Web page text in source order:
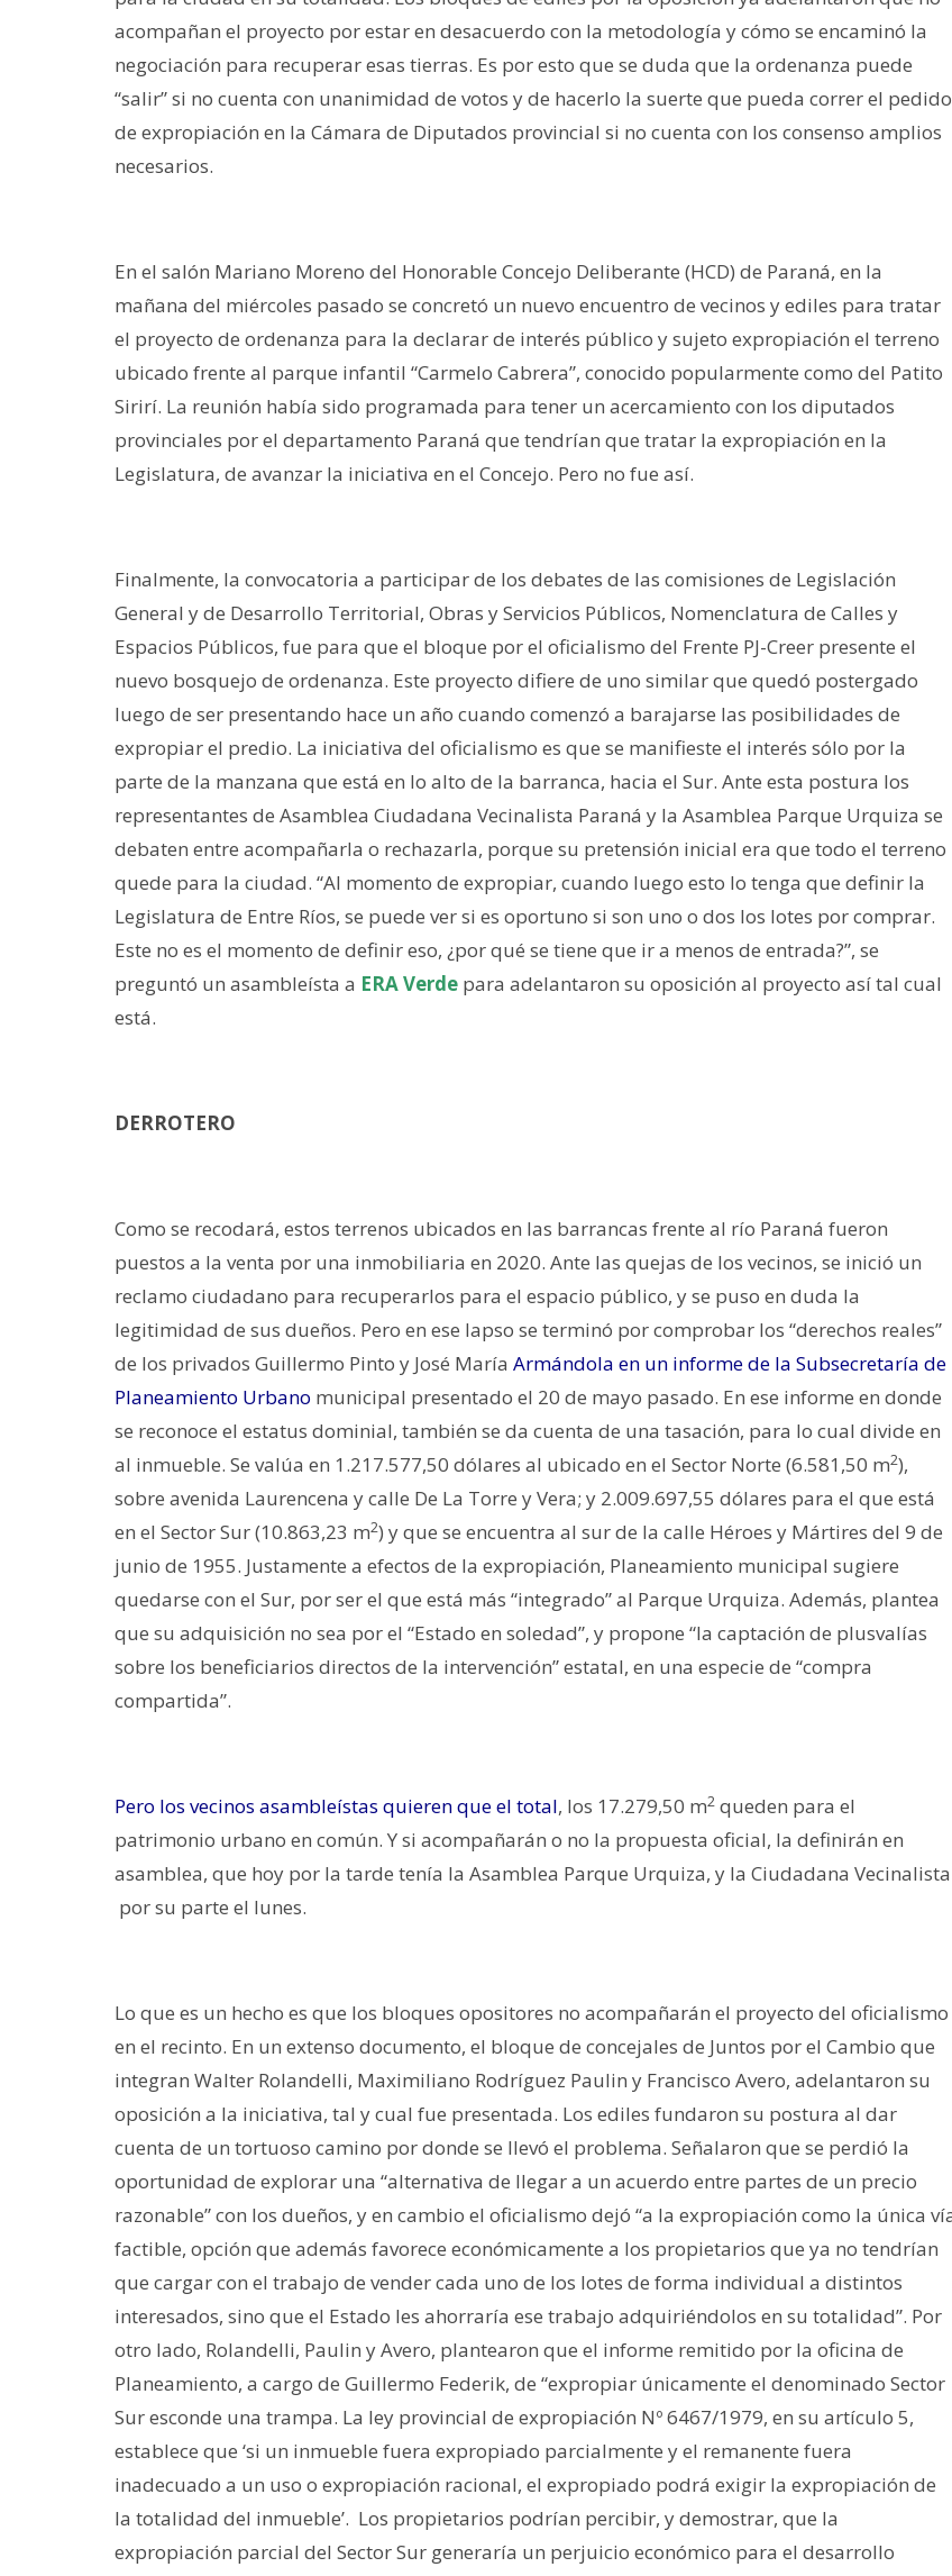
acompañan el proyecto por estar en desacuerdo con la metodología y cómo se encaminó la
negociación para recuperar esas tierras. Es por esto que se duda que la ordenanza puede
“salir” si no cuenta con unanimidad de votos y de hacerlo la suerte que pueda correr el pedido
de expropiación en la Cámara de Diputados provincial si no cuenta con los consenso amplios
necesarios.
En el salón Mariano Moreno del Honorable Concejo Deliberante (HCD) de Paraná, en la
mañana del miércoles pasado se concretó un nuevo encuentro de vecinos y ediles para tratar
el proyecto de ordenanza para la declarar de interés público y sujeto expropiación el terreno
ubicado frente al parque infantil “Carmelo Cabrera”, conocido popularmente como del Patito
Sirirí. La reunión había sido programada para tener un acercamiento con los diputados
provinciales por el departamento Paraná que tendrían que tratar la expropiación en la
Legislatura, de avanzar la iniciativa en el Concejo. Pero no fue así.
Finalmente, la convocatoria a participar de los debates de las comisiones de Legislación
General y de Desarrollo Territorial, Obras y Servicios Públicos, Nomenclatura de Calles y
Espacios Públicos, fue para que el bloque por el oficialismo del Frente PJ-Creer presente el
nuevo bosquejo de ordenanza. Este proyecto difiere de uno similar que quedó postergado
luego de ser presentando hace un año cuando comenzó a barajarse las posibilidades de
expropiar el predio. La iniciativa del oficialismo es que se manifieste el interés sólo por la
parte de la manzana que está en lo alto de la barranca, hacia el Sur. Ante esta postura los
representantes de Asamblea Ciudadana Vecinalista Paraná y la Asamblea Parque Urquiza se
debaten entre acompañarla o rechazarla, porque su pretensión inicial era que todo el terreno
quede para la ciudad. “Al momento de expropiar, cuando luego esto lo tenga que definir la
Legislatura de Entre Ríos, se puede ver si es oportuno si son uno o dos los lotes por comprar.
Este no es el momento de definir eso, ¿por qué se tiene que ir a menos de entrada?”, se
preguntó un asambleísta a ERA Verde para adelantaron su oposición al proyecto así tal cual
está.
DERROTERO
Como se recodará, estos terrenos ubicados en las barrancas frente al río Paraná fueron
puestos a la venta por una inmobiliaria en 2020. Ante las quejas de los vecinos, se inició un
reclamo ciudadano para recuperarlos para el espacio público, y se puso en duda la
legitimidad de sus dueños. Pero en ese lapso se terminó por comprobar los “derechos reales”
de los privados Guillermo Pinto y José María Armándola en un informe de la Subsecretaría de
Planeamiento Urbano municipal presentado el 20 de mayo pasado. En ese informe en donde
se reconoce el estatus dominial, también se da cuenta de una tasación, para lo cual divide en
al inmueble. Se valúa en 1.217.577,50 dólares al ubicado en el Sector Norte (6.581,50 m2),
sobre avenida Laurencena y calle De La Torre y Vera; y 2.009.697,55 dólares para el que está
en el Sector Sur (10.863,23 m2) y que se encuentra al sur de la calle Héroes y Mártires del 9 de
junio de 1955. Justamente a efectos de la expropiación, Planeamiento municipal sugiere
quedarse con el Sur, por ser el que está más “integrado” al Parque Urquiza. Además, plantea
que su adquisición no sea por el “Estado en soledad”, y propone “la captación de plusvalías
sobre los beneficiarios directos de la intervención” estatal, en una especie de “compra
compartida”.
Pero los vecinos asambleístas quieren que el total, los 17.279,50 m2 queden para el
patrimonio urbano en común. Y si acompañarán o no la propuesta oficial, la definirán en
asamblea, que hoy por la tarde tenía la Asamblea Parque Urquiza, y la Ciudadana Vecinalista
por su parte el lunes.
Lo que es un hecho es que los bloques opositores no acompañarán el proyecto del oficialismo
en el recinto. En un extenso documento, el bloque de concejales de Juntos por el Cambio que
integran Walter Rolandelli, Maximiliano Rodríguez Paulin y Francisco Avero, adelantaron su
oposición a la iniciativa, tal y cual fue presentada. Los ediles fundaron su postura al dar
cuenta de un tortuoso camino por donde se llevó el problema. Señalaron que se perdió la
oportunidad de explorar una “alternativa de llegar a un acuerdo entre partes de un precio
razonable” con los dueños, y en cambio el oficialismo dejó “a la expropiación como la única
factible, opción que además favorece económicamente a los propietarios que ya no tendrían
que cargar con el trabajo de vender cada uno de los lotes de forma individual a distintos
interesados, sino que el Estado les ahorraría ese trabajo adquiriéndolos en su totalidad”. Por
otro lado, Rolandelli, Paulin y Avero, plantearon que el informe remitido por la oficina de
Planeamiento, a cargo de Guillermo Federik, de “expropiar únicamente el denominado Sector
Sur esconde una trampa. La ley provincial de expropiación Nº 6467/1979, en su artículo 5,
establece que ‘si un inmueble fuera expropiado parcialmente y el remanente fuera
inadecuado a un uso o expropiación racional, el expropiado podrá exigir la expropiación de
la totalidad del inmueble’. Los propietarios podrían percibir, y demostrar, que la
expropiación parcial del Sector Sur generaría un perjuicio económico para el desarrollo